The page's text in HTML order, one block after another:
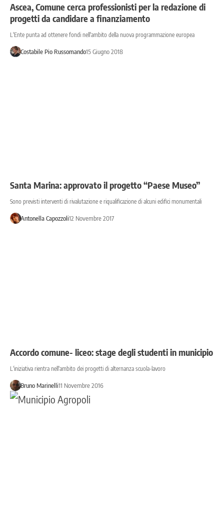
Ascea, Comune cerca professionisti per la redazione di
progetti da candidare a finanziamento
L'Ente punta ad ottenere fondi nell'ambito della nuova programmazione europea
Costabile Pio Russomando15 Giugno 2018
Santa Marina: approvato il progetto “Paese Museo”
Sono previsti interventi di rivalutazione e riqualificazione di alcuni edifici monumentali
Antonella Capozzoli12 Novembre 2017
Accordo comune- liceo: stage degli studenti in municipio
L'iniziativa rientra nell'ambito dei progetti di alternanza scuola-lavoro
Bruno Marinelli11 Novembre 2016